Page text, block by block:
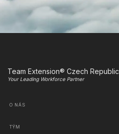
Team Extension® Czech Republic
Your Leading Workforce Partner
O NÁS
TÝM